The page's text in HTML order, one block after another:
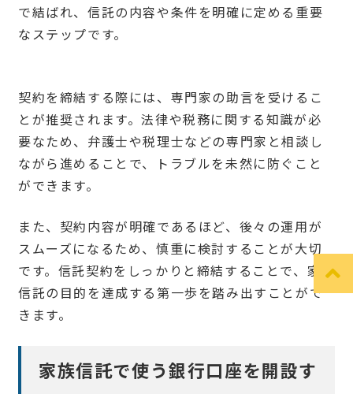
で結ばれ、信託の内容や条件を明確に定める重要
なステップです。
契約を締結する際には、専門家の助言を受けるこ
とが推奨されます。法律や税務に関する知識が必
要なため、弁護士や税理士などの専門家と相談し
ながら進めることで、トラブルを未然に防ぐこと
ができます。
また、契約内容が明確であるほど、後々の運用が
スムーズになるため、慎重に検討することが大切
です。信託契約をしっかりと締結することで、家族
信託の目的を達成する第一歩を踏み出すことがで
きます。
家族信託で使う銀行口座を開設す